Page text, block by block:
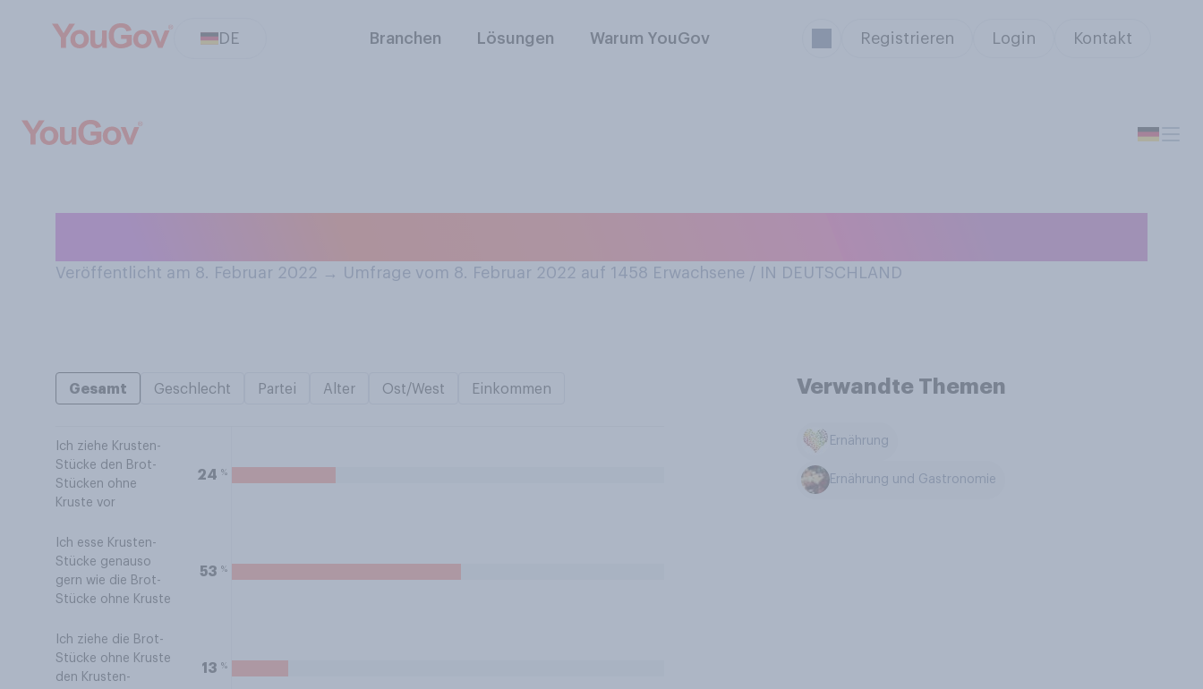
DE Branchen Lösungen Warum YouGov Registrieren Login Kontakt
Veröffentlicht am 8. Februar 2022 → Umfrage vom 8. Februar 2022 auf 1458 Erwachsene / IN DEUTSCHLAND
Gesamt Geschlecht Partei Alter Ost/West Einkommen
Ich ziehe Krusten-
Stücke den Brot-
Stücken ohne
Kruste vor
24 %
Ich esse Krusten-
Stücke genauso
gern wie die Brot-
Stücke ohne Kruste
53 %
Ich ziehe die Brot-
Stücke ohne Kruste
den Krusten-
13 %
Verwandte Themen
Ernährung
Ernährung und Gastronomie